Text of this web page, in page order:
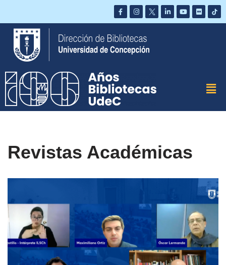
Saltar
contenido
Revistas Académicas